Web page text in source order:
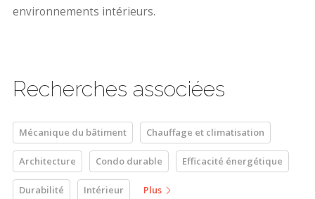
environnements intérieurs.
Recherches associées
Mécanique du bâtiment Chauffage et climatisation
Architecture Condo durable Efficacité énergétique
Durabilité Intérieur Plus